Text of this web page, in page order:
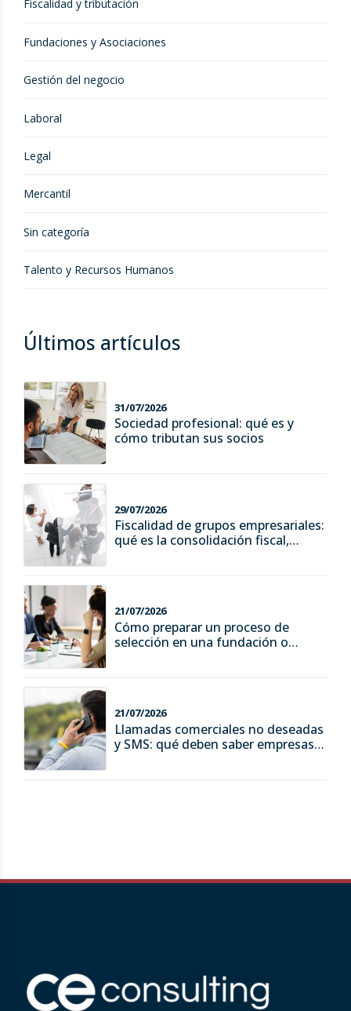
Fiscalidad y tributación
Fundaciones y Asociaciones
Gestión del negocio
Laboral
Legal
Mercantil
Sin categoría
Talento y Recursos Humanos
Últimos artículos
31/07/2026
Sociedad profesional: qué es y
cómo tributan sus socios
29/07/2026
Fiscalidad de grupos empresariales:
qué es la consolidación fiscal,
21/07/2026
Cómo preparar un proceso de
selección en una fundación o
21/07/2026
Llamadas comerciales no deseadas
y SMS: qué deben saber empresas y